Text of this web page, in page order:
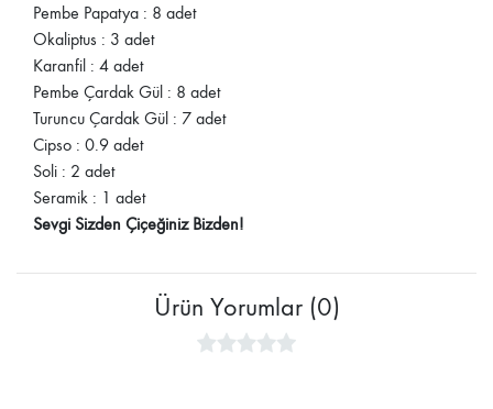
Pembe Papatya : 8 adet
Okaliptus : 3 adet
Karanfil : 4 adet
Pembe Çardak Gül : 8 adet
Turuncu Çardak Gül : 7 adet
Cipso : 0.9 adet
Soli : 2 adet
Seramik : 1 adet
Sevgi Sizden Çiçeğiniz Bizden!
Ürün Yorumlar (0)